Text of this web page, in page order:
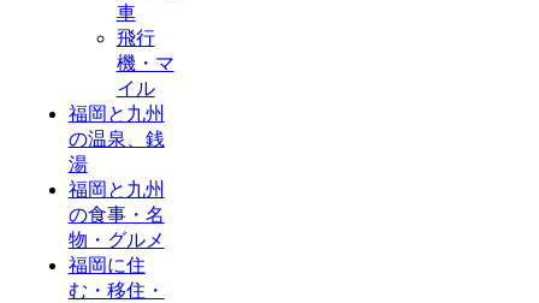
車
飛行
機・マ
イル
福岡と九州
の温泉、銭
湯
福岡と九州
の食事・名
物・グルメ
福岡に住
む・移住・